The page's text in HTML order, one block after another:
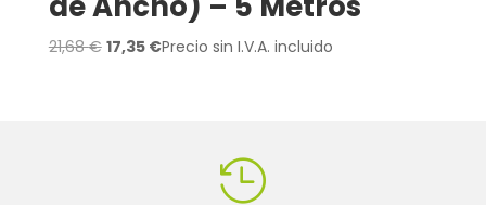
21,68€ El
17,35 €El
Precio sin I.V.A. incluido
